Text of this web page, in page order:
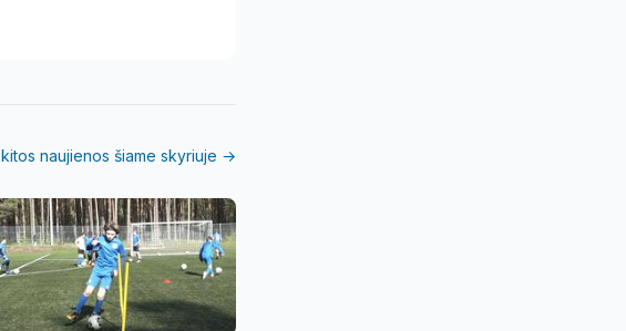
kitos naujienos šiame skyriuje →